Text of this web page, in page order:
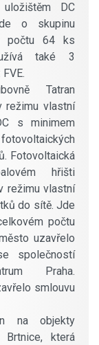
DC
o skupinu
počtu 64 ks
také 3
Tatran
režimu vlastní
s minimem
Fotovoltaická
hřišti
režimu vlastní
do sítě. Jde
počtu
uzavřelo
společností
Praha.
smlouvu
na objekty
která